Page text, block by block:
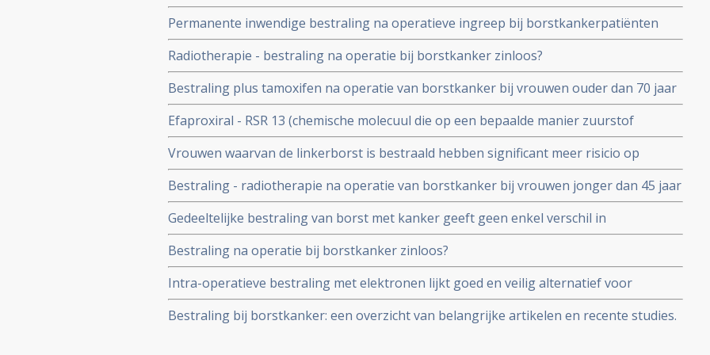
Permanente inwendige bestraling na operatieve ingreep bij borstkankerpatiënten
geeft hoopvolle resultaten blijkt uit Canadese studie met 44 borstkankerpatiënten.
Geen enkele vrouw ontwikkelde na 20 maanden een recidief
Radiotherapie - bestraling na operatie bij borstkanker zinloos?
Bestraling plus tamoxifen na operatie van borstkanker bij vrouwen ouder dan 70 jaar
lijkt zinloos. Voor vrouwen vanaf 50 jaar lijkt deze aanpak wel zinvol voor lokale
uitzaaiingen, al is ook hier geen verschil in overall overleving
Efaproxiral - RSR 13 (chemische molecuul die op een bepaalde manier zuurstof
toevoegt aan de cel ) aanvullend op bestraling geeft aanzienlijke verbetering van
behandeling van hersenmetastases - uitzaaiïngen voortkomend uit borstkanker
Vrouwen waarvan de linkerborst is bestraald hebben significant meer risicio op
hartklachten later in hun leven dan de vrouwen waarvan de rechterborst is bestraald.
Bestraling - radiotherapie na operatie van borstkanker bij vrouwen jonger dan 45 jaar
met een erfelijke belasting geeft significant groter risico op kanker in andere borst
dan bij vrouwen die niet erfelijk belast zijn
Gedeeltelijke bestraling van borst met kanker geeft geen enkel verschil in
overlevingstijd en kans op recidief t.o.v. totale bestraling van beginnende borstkanker
(stadium I en II). De belasting is echter veel minder groot voor de vrouwen
Bestraling na operatie bij borstkanker zinloos?
Intra-operatieve bestraling met elektronen lijkt goed en veilig alternatief voor
uitwendige bestraling van borstkanker ter voorkoming en verwijdering van recidieven.
Bestraling bij borstkanker: een overzicht van belangrijke artikelen en recente studies.